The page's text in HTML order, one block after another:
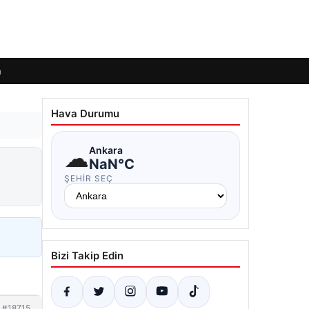
Hava Durumu
☁Ankara
NaN°C
ŞEHIR SEÇ
Bizi Takip Edin